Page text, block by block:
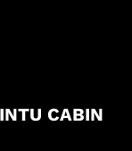
CABIN